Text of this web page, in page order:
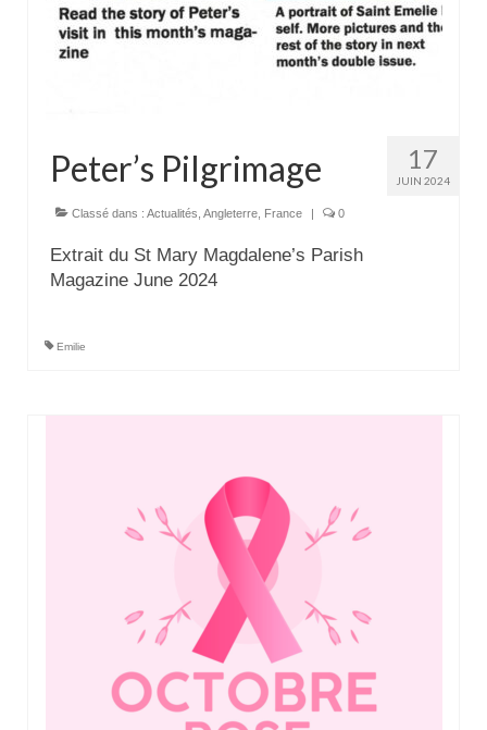
17
JUIN 2024
Peter’s Pilgrimage
Classé dans : Actualités Angleterre France 0
Extrait du St Mary Magdalene’s Parish
Magazine June 2024
Emilie